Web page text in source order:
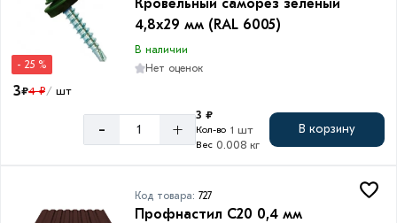
- 25 %
Кровельный саморез зелёный
4,8х29 мм (RAL 6005)
В наличии
Нет оценок
3₽4 ₽/ шт
- +
3 ₽
Кол-во 1 шт
Вес 0.008 кг
В корзину
Код товара: 727
Профнастил С20 0,4 мм